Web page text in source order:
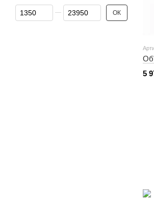
5
Від Ціна, грн
До Ціна, грн ОК